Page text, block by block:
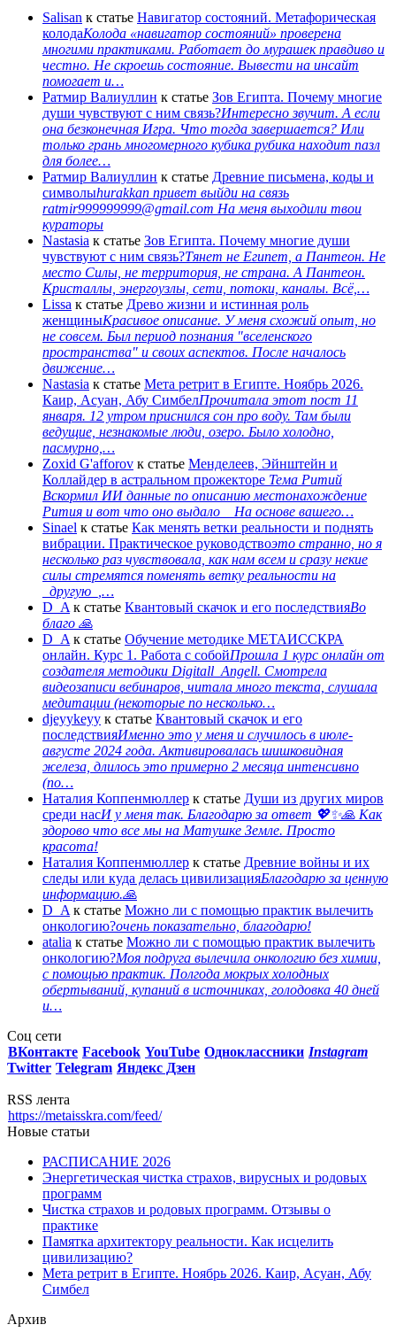
Salisan к статье Навигатор состояний. Метафорическая
колодаКолода «навигатор состояний» проверена
многими практиками. Работает до мурашек правдиво и
честно. Не скроешь состояние. Вывести на инсайт
помогает и…
Ратмир Валиуллин к статье Зов Египта. Почему многие
души чувствуют с ним связь?Интересно звучит. А если
она безконечная Игра. Что тогда завершается? Или
только грань многомерного кубика рубика находит пазл
для более…
Ратмир Валиуллин к статье Древние письмена, коды и
символыhurakkan привет выйди на связь
ratmir999999999@gmail.com На меня выходили твои
кураторы
Nastasia к статье Зов Египта. Почему многие души
чувствуют с ним связь?Тянет не Египет, а Пантеон. Не
место Силы, не территория, не страна. А Пантеон.
Кристаллы, энергоузлы, сети, потоки, каналы. Всё,…
Lissa к статье Древо жизни и истинная роль
женщиныКрасивое описание. У меня схожий опыт, но
не совсем. Был период познания "вселенского
пространства" и своих аспектов. После началось
движение…
Nastasia к статье Мета ретрит в Египте. Ноябрь 2026.
Каир, Асуан, Абу СимбелПрочитала этот пост 11
января. 12 утром приснился сон про воду. Там были
ведущие, незнакомые люди, озеро. Было холодно,
пасмурно,…
Zoxid G'afforov к статье Менделеев, Эйнштейн и
Коллайдер в астральном прожекторе Тема Ритий
Вскормил ИИ данные по описанию местонахождение
Рития и вот что оно выдало На основе вашего…
Sinael к статье Как менять ветки реальности и поднять
вибрации. Практическое руководствоэто странно, но я
несколько раз чувствовала, как нам всем и сразу некие
силы стремятся поменять ветку реальности на
_другую_,…
D_A к статье Квантовый скачок и его последствияВо
благо 🙏
D_A к статье Обучение методике МЕТАИССКРА
онлайн. Курс 1. Работа с собойПрошла 1 курс онлайн от
создателя методики Digitall_Angell. Смотрела
видеозаписи вебинаров, читала много текста, слушала
медитации (некоторые по несколько…
djeyykeyy к статье Квантовый скачок и его
последствияИменно это у меня и случилось в июле-
августе 2024 года. Активировалась шишковидная
железа, длилось это примерно 2 месяца интенсивно
(по…
Наталия Коппенмюллер к статье Души из других миров
среди насИ у меня так. Благодарю за ответ 💖✨️🙏 Как
здорово что все мы на Матушке Земле. Просто
красота!
Наталия Коппенмюллер к статье Древние войны и их
следы или куда делась цивилизацияБлагодарю за ценную
информацию.🙏
D_A к статье Можно ли с помощью практик вылечить
онкологию?очень показательно, благодарю!
atalia к статье Можно ли с помощью практик вылечить
онкологию?Моя подруга вылечила онкологию без химии,
с помощью практик. Полгода мокрых холодных
обертываний, купаний в источниках, голодовка 40 дней
и…
Соц сети
ВКонтакте Facebook YouTube Одноклассники Instagram
Twitter Telegram Яндекс Дзен
RSS лента
https://metaisskra.com/feed/
Новые статьи
РАСПИСАНИЕ 2026
Энергетическая чистка страхов, вирусных и родовых
программ
Чистка страхов и родовых программ. Отзывы о
практике
Памятка архитектору реальности. Как исцелить
цивилизацию?
Мета ретрит в Египте. Ноябрь 2026. Каир, Асуан, Абу
Симбел
Архив